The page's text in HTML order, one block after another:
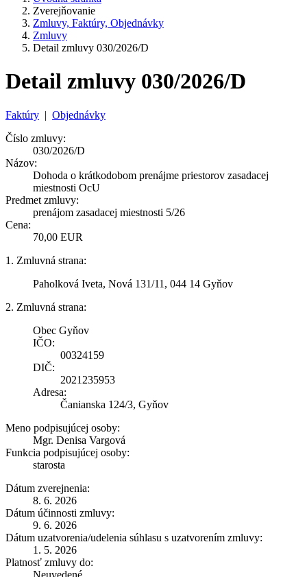
Zverejňovanie
Zmluvy, Faktúry, Objednávky
Zmluvy
Detail zmluvy 030/2026/D
Detail zmluvy 030/2026/D
Faktúry | Objednávky
Číslo zmluvy:
030/2026/D
Názov:
Dohoda o krátkodobom prenájme priestorov zasadacej
miestnosti OcU
Predmet zmluvy:
prenájom zasadacej miestnosti 5/26
Cena:
70,00 EUR
1. Zmluvná strana:
Paholková Iveta, Nová 131/11, 044 14 Gyňov
2. Zmluvná strana:
Obec Gyňov
IČO:
00324159
DIČ:
2021235953
Adresa:
Čanianska 124/3, Gyňov
Meno podpisujúcej osoby:
Mgr. Denisa Vargová
Funkcia podpisujúcej osoby:
starosta
Dátum zverejnenia:
8. 6. 2026
Dátum účinnosti zmluvy:
9. 6. 2026
Dátum uzatvorenia/udelenia súhlasu s uzatvorením zmluvy:
1. 5. 2026
Platnosť zmluvy do:
Neuvedené